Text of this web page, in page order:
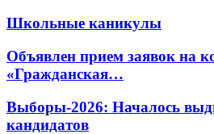
Школьные каникулы
Объявлен прием заявок на
«Гражданская…
Выборы-2026: Началось
кандидатов